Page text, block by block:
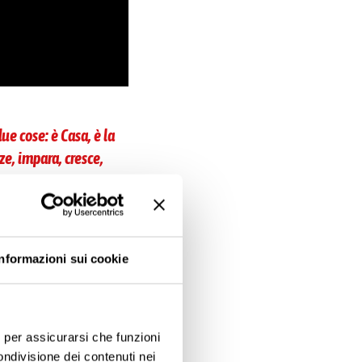
sui cookie
assicurarsi che funzioni
dei contenuti nei
cose: è Casa, è la
impara, cresce,
io, ein Casa